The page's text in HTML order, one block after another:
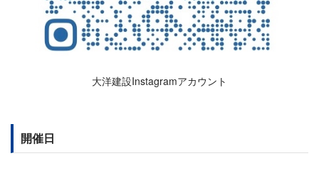
大洋建設Instagramアカウント
開催日